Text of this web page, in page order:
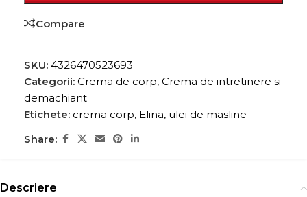
Compare
SKU: 4326470523693
Categorii: Crema de corp, Crema de intretinere si
demachiant
Etichete: crema corp, Elina, ulei de masline
Share:
Descriere